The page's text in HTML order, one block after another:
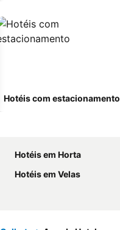
Hotéis com estacionamento
Hotéis em Horta
Hotéis em Velas